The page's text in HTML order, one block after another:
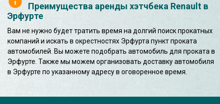
Преимущества аренды хэтчбека Renault в
Эрфурте
Вам не нужно будет тратить время на долгий поиск прокатных
компаний и искать в окрестностях Эрфурта пункт проката
автомобилей. Вы можете подобрать автомобиль для проката в
Эрфурте. Также мы можем организовать доставку автомобиля
в Эрфурте по указанному адресу в оговоренное время.